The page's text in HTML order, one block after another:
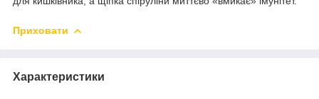
Приховати
Характеристики